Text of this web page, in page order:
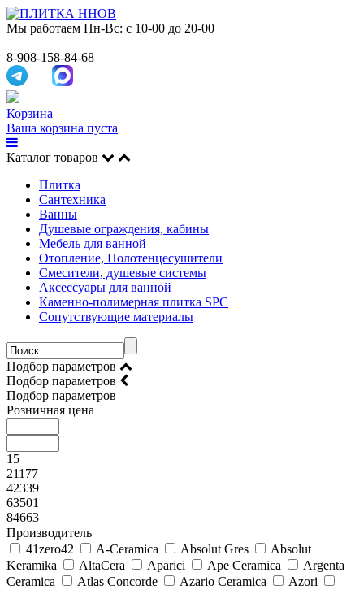
Мы работаем Пн-Вс: с 10-00 до 20-00
8-908-158-84-68
Корзина
Ваша корзина пуста
Каталог товаров
Плитка
Сантехника
Ванны
Душевые ограждения, кабины
Мебель для ванной
Отопление, Полотенцесушители
Смесители, душевые системы
Аксессуары для ванной
Каменно-полимерная плитка SPC
Сопутствующие материалы
Подбор параметров
Подбор параметров
Подбор параметров
Розничная цена
15
21177
42339
63501
84663
Производитель
41zero42
A-Ceramica Absolut Gres
Absolut
Keramika
AltaCera Aparici Ape Ceramica
Argenta
Ceramica
Atlas Concorde Azario Ceramica
Azori